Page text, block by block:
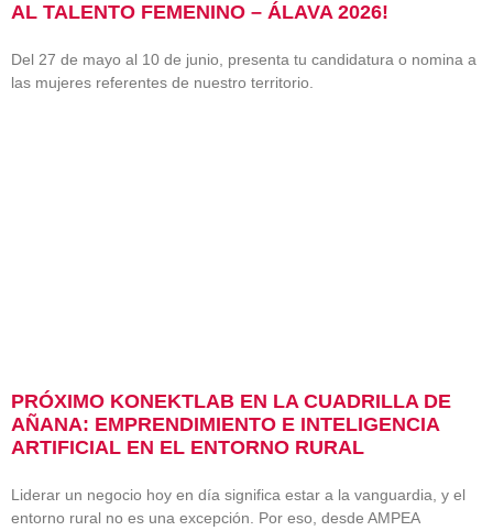
AL TALENTO FEMENINO – ÁLAVA 2026!
Del 27 de mayo al 10 de junio, presenta tu candidatura o nomina a
las mujeres referentes de nuestro territorio.
PRÓXIMO KONEKTLAB EN LA CUADRILLA DE
AÑANA: EMPRENDIMIENTO E INTELIGENCIA
ARTIFICIAL EN EL ENTORNO RURAL
Liderar un negocio hoy en día significa estar a la vanguardia, y el
entorno rural no es una excepción. Por eso, desde AMPEA